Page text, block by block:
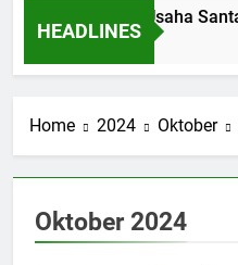
HEADLINES
Efisiensi Usaha
5 Hari Ago
Home 2024 Oktober
Oktober 2024